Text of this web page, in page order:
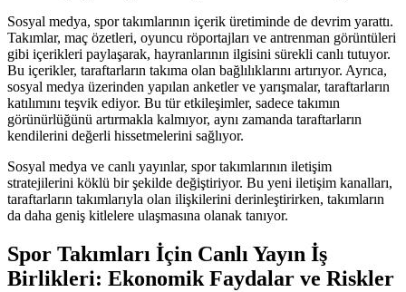
Sosyal medya, spor takımlarının içerik üretiminde de devrim yarattı.
Takımlar, maç özetleri, oyuncu röportajları ve antrenman görüntüleri
gibi içerikleri paylaşarak, hayranlarının ilgisini sürekli canlı tutuyor.
Bu içerikler, taraftarların takıma olan bağlılıklarını artırıyor. Ayrıca,
sosyal medya üzerinden yapılan anketler ve yarışmalar, taraftarların
katılımını teşvik ediyor. Bu tür etkileşimler, sadece takımın
görünürlüğünü artırmakla kalmıyor, aynı zamanda taraftarların
kendilerini değerli hissetmelerini sağlıyor.
Sosyal medya ve canlı yayınlar, spor takımlarının iletişim
stratejilerini köklü bir şekilde değiştiriyor. Bu yeni iletişim kanalları,
taraftarların takımlarıyla olan ilişkilerini derinleştirirken, takımların
da daha geniş kitlelere ulaşmasına olanak tanıyor.
Spor Takımları İçin Canlı Yayın İş
Birlikleri: Ekonomik Faydalar ve Riskler